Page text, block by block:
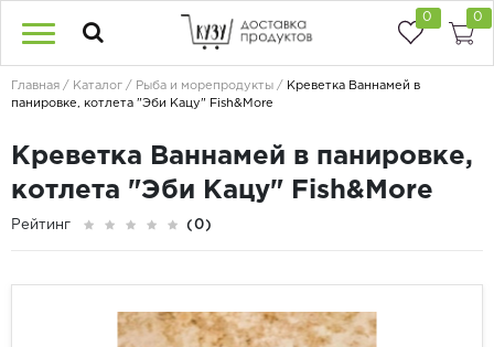
0 0
Главная Каталог Рыба и морепродукты
Креветка Ваннамей в
панировке, котлета "Эби Кацу" Fish&More
Креветка Ваннамей в панировке,
котлета "Эби Кацу" Fish&More
Рейтинг (0)